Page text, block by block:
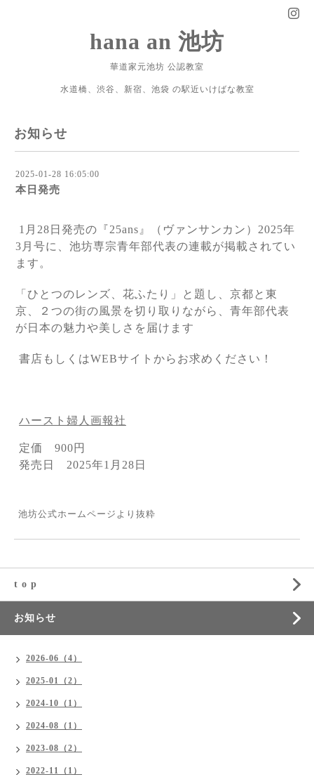
hana an 池坊
華道家元池坊 公認教室
水道橋、渋谷、新宿、池袋 の駅近いけばな教室
お知らせ
2025-01-28 16:05:00
本日発売
1月28日発売の『25ans』（ヴァンサンカン）2025年
3月号に、池坊専宗青年部代表の連載が掲載されてい
ます。
「ひとつのレンズ、花ふたり」と題し、京都と東
京、２つの街の風景を切り取りながら、青年部代表
が日本の魅力や美しさを届けます
書店もしくはWEBサイトからお求めください！
ハースト婦人画報社
定価 900円
発売日 2025年1月28日
池坊公式ホームページより抜粋
t o p
お知らせ
2026-06（4）
2025-01（2）
2024-10（1）
2024-08（1）
2023-08（2）
2022-11（1）